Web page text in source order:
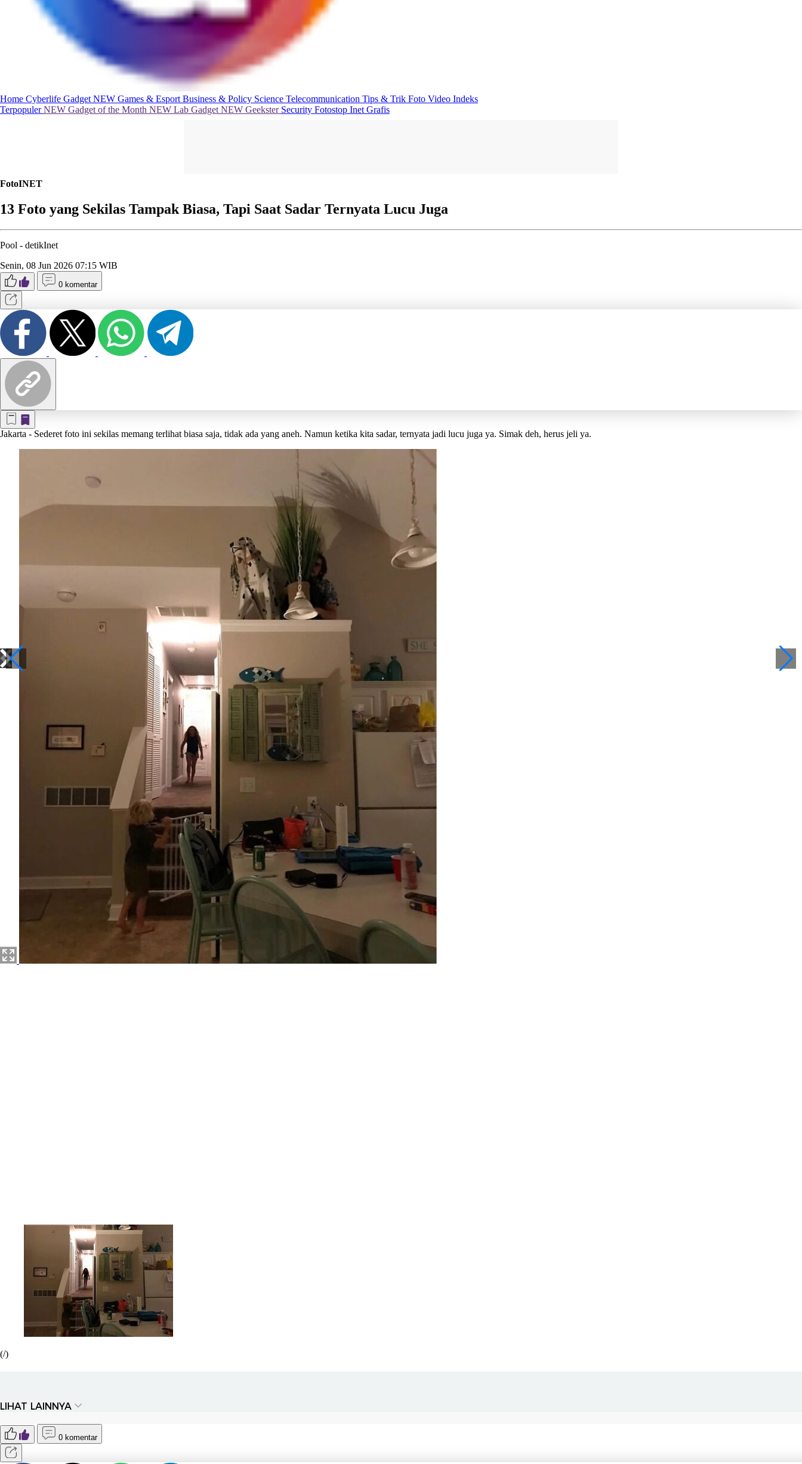
Home Cyberlife Gadget NEW Games & Esport Business & Policy Science Telecommunication Tips & Trik Foto Video Indeks
TerpopulerNEW Gadget of the Month NEW Lab Gadget NEW Geekster Security Fotostop Inet Grafis
FotoINET
13 Foto yang Sekilas Tampak Biasa, Tapi Saat Sadar Ternyata Lucu Juga
Pool - detikInet
Senin, 08 Jun 2026 07:15 WIB
0 komentar
Jakarta - Sederet foto ini sekilas memang terlihat biasa saja, tidak ada yang aneh. Namun ketika kita sadar, ternyata jadi lucu juga ya. Simak deh, herus jeli ya.
(/)
LIHAT LAINNYA
0 komentar